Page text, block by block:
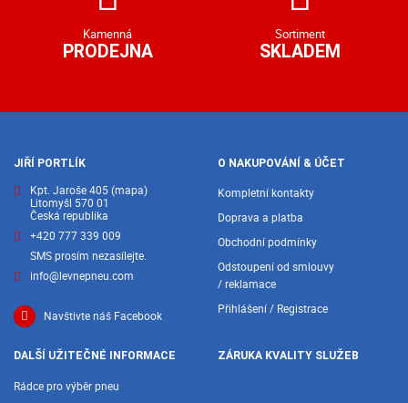
Kamenná
PRODEJNA
Sortiment
SKLADEM
JIŘÍ PORTLÍK
Kpt. Jaroše 405(mapa)
Litomyšl 570 01
Česká republika
+420 777 339 009
SMS prosím nezasílejte.
info@levnepneu.com
Navštivte náš Facebook
O NAKUPOVÁNÍ & ÚČET
Kompletní kontakty
Doprava a platba
Obchodní podmínky
Odstoupení od smlouvy
/ reklamace
Přihlášení / Registrace
DALŠÍ UŽITEČNÉ INFORMACE
Rádce pro výběr pneu
ZÁRUKA KVALITY SLUŽEB